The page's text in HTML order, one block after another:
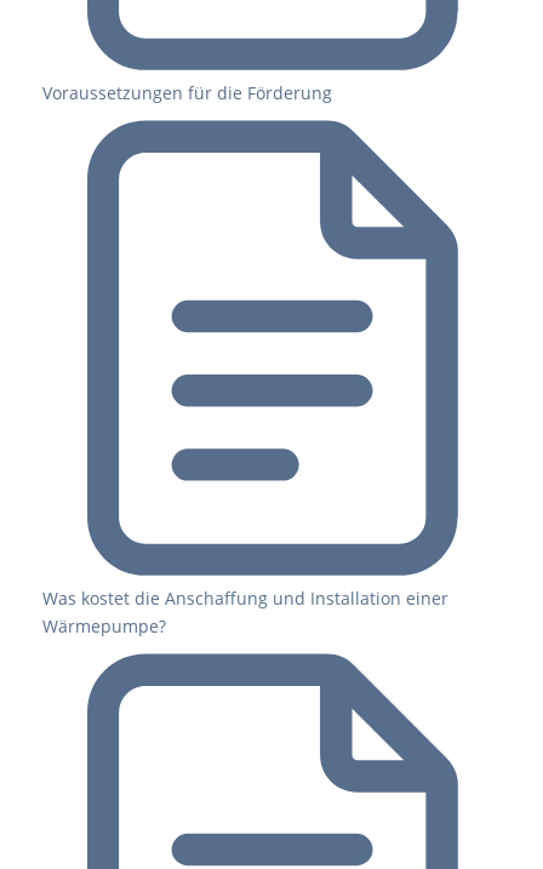
Voraussetzungen für die Förderung
Was kostet die Anschaffung und Installation einer
Wärmepumpe?